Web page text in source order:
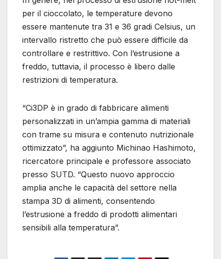
per il cioccolato, le temperature devono
essere mantenute tra 31 e 36 gradi Celsius, un
intervallo ristretto che può essere difficile da
controllare e restrittivo. Con l’estrusione a
freddo, tuttavia, il processo è libero dalle
restrizioni di temperatura.
“Ci3DP è in grado di fabbricare alimenti
personalizzati in un’ampia gamma di materiali
con trame su misura e contenuto nutrizionale
ottimizzato”, ha aggiunto Michinao Hashimoto,
ricercatore principale e professore associato
presso SUTD. “Questo nuovo approccio
amplia anche le capacità del settore nella
stampa 3D di alimenti, consentendo
l’estrusione a freddo di prodotti alimentari
sensibili alla temperatura”.